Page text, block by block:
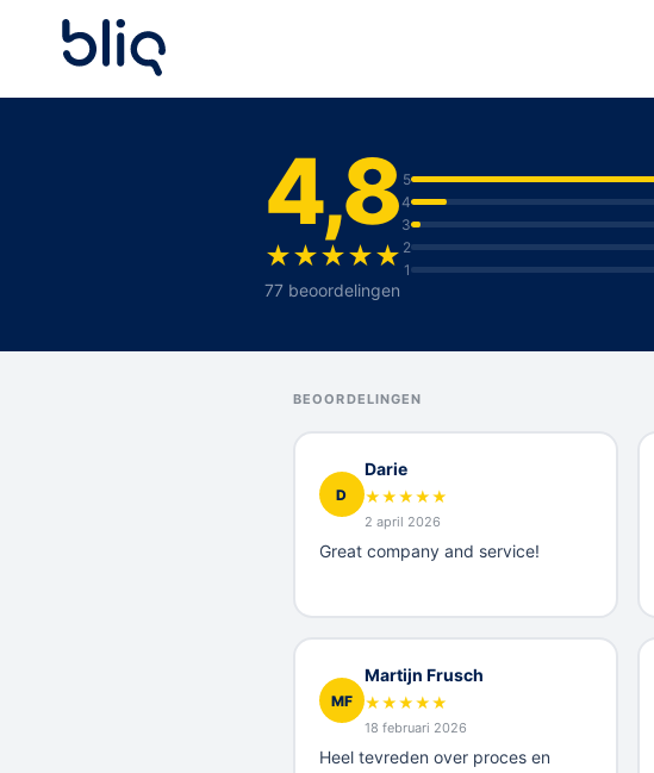
4,8
★★★★★
77 beoordelingen
5
4
3
2
1
BEOORDELINGEN
D
Darie
★★★★★
2 april 2026
Great company and service!
MF
Martijn Frusch
★★★★★
18 februari 2026
Heel tevreden over proces en